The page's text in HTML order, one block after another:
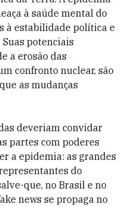
à saúde mental do
à estabilidade política e
Suas potenciais
a erosão das
confronto nuclear, são
as mudanças
deveriam convidar
partes com poderes
a epidemia: as grandes
do
que, no Brasil e no
news se propaga no